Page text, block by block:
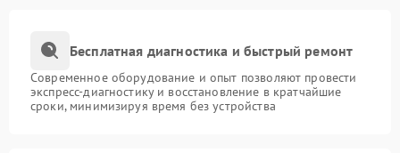
Бесплатная диагностика и быстрый ремонт
Современное оборудование и опыт позволяют провести
экспресс-диагностику и восстановление в кратчайшие
сроки, минимизируя время без устройства